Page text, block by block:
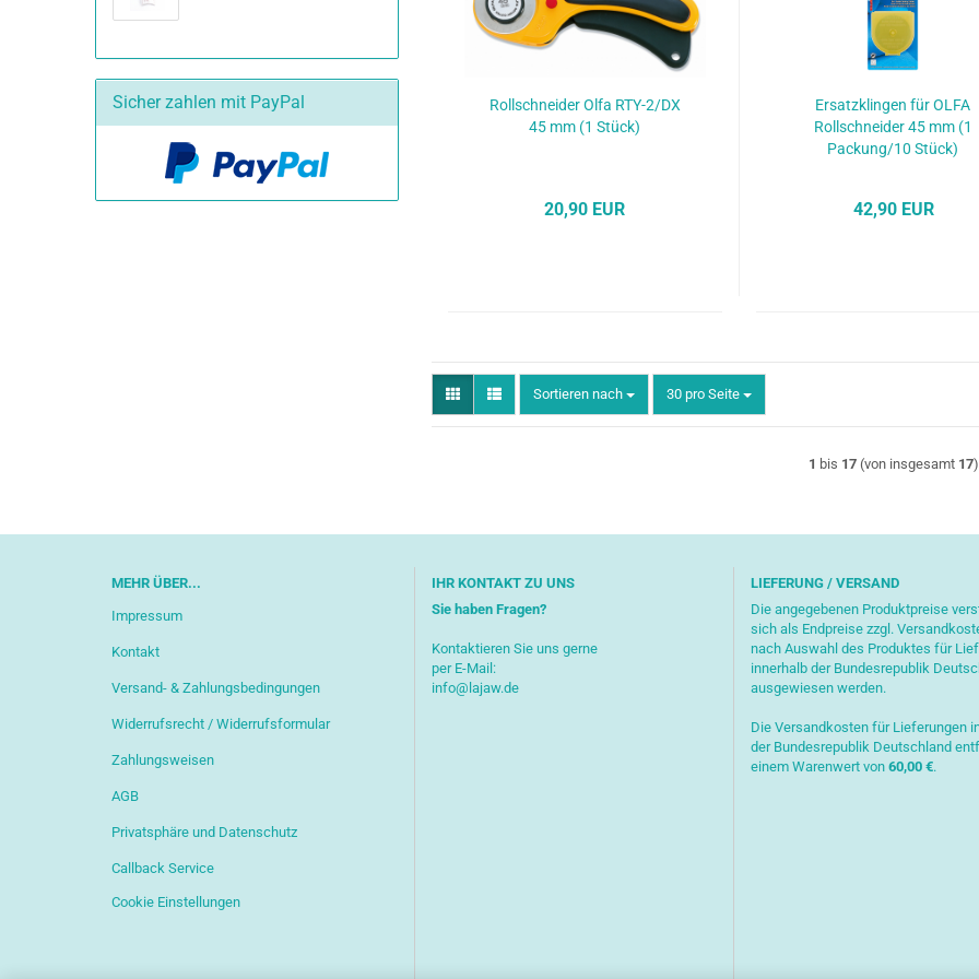
Rollschneider Olfa RTY-2/DX
45 mm (1 Stück)
20,90 EUR
Ersatzklingen für OLFA
Rollschneider 45 mm (1
Packung/10 Stück)
42,90 EUR
Sortieren nach
Sortieren nach 30 pro Seite
pro Seite
1 bis 17 (von insgesamt 17)
Sicher zahlen mit PayPal
MEHR ÜBER...
Impressum
Kontakt
Versand- & Zahlungsbedingungen
Widerrufsrecht / Widerrufsformular
Zahlungsweisen
AGB
Privatsphäre und Datenschutz
Callback Service
Cookie Einstellungen
IHR KONTAKT ZU UNS
Sie haben Fragen?
Kontaktieren Sie uns gerne
per E-Mail:
info@lajaw.de
LIEFERUNG / VERSAND
Die angegebenen Produktpreise
sich als Endpreise zzgl.
nach Auswahl des Produktes für
innerhalb der Bundesrepublik
ausgewiesen werden.
Die Versandkosten für Lieferungen
der Bundesrepublik Deutschland
einem Warenwert von 60,00 €.